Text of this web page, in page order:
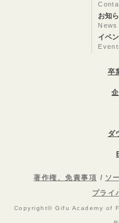
お知
News
イベ
卒
ダ
著作権、免責事項
ソ
プライ
Copyright© Gifu Academy of